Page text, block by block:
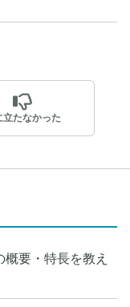
立たなかった
概要・特長を教え